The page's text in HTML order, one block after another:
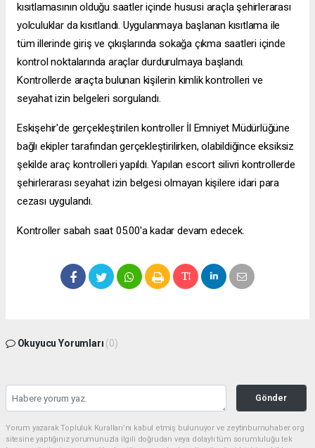
kısıtlamasının olduğu saatler içinde hususi araçla şehirlerarası
yolculuklar da kısıtlandı. Uygulanmaya başlanan kısıtlama ile
tüm illerinde giriş ve çıkışlarında sokağa çıkma saatleri içinde
kontrol noktalarında araçlar durdurulmaya başlandı.
Kontrollerde araçta bulunan kişilerin kimlik kontrolleri ve
seyahat izin belgeleri sorgulandı.
Eskişehir'de gerçekleştirilen kontroller İl Emniyet Müdürlüğüne
bağlı ekipler tarafından gerçekleştirilirken, olabildiğince eksiksiz
şekilde araç kontrolleri yapıldı. Yapılan escort silivri kontrollerde
şehirlerarası seyahat izin belgesi olmayan kişilere idari para
cezası uygulandı.
Kontroller sabah saat 05.00'a kadar devam edecek.
Okuyucu Yorumları (0)
Gönder
Yorum yazarak Topluluk Kuralları’nı kabul etmiş bulunuyor ve zeytinburnuhaber.org
sitesine yaptığınız yorumunuzla ilgili doğrudan veya dolaylı tüm sorumluluğu tek